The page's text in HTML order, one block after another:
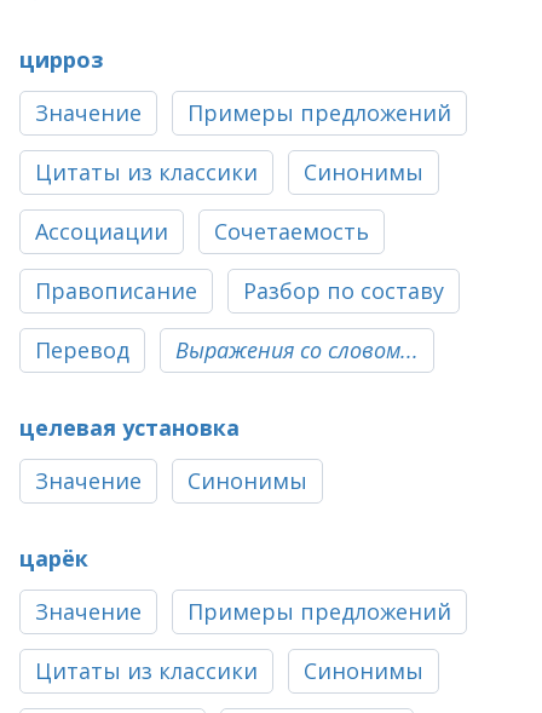
цирроз
Значение
Примеры предложений
Цитаты из классики Синонимы
Ассоциации Сочетаемость
Правописание Разбор по составу
Перевод Выражения со словом...
целевая установка
Значение
Синонимы
царёк
Значение
Примеры предложений
Цитаты из классики Синонимы